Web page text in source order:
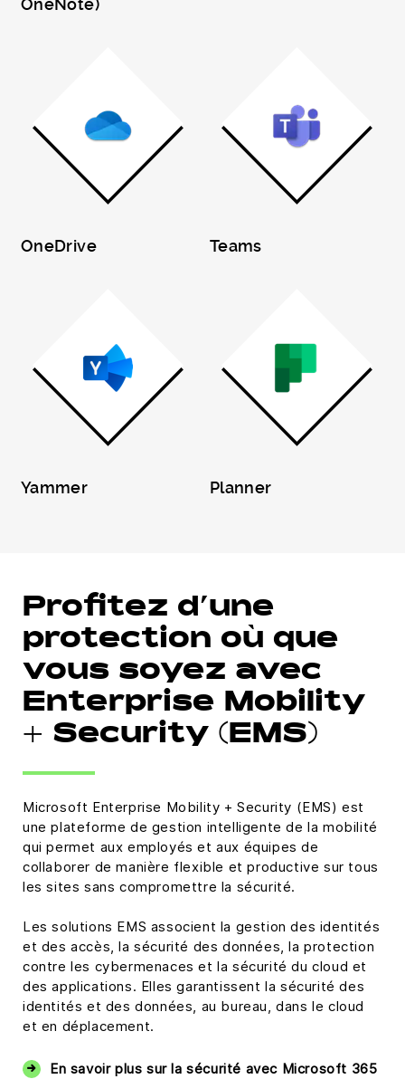
OneNote)
OneDrive Teams
Yammer Planner
Profitez d’une
protection où que
vous soyez avec
Enterprise Mobility
+ Security (EMS)
Microsoft Enterprise Mobility + Security (EMS) est
une plateforme de gestion intelligente de la mobilité
qui permet aux employés et aux équipes de
collaborer de manière flexible et productive sur tous
les sites sans compromettre la sécurité.
Les solutions EMS associent la gestion des identités
et des accès, la sécurité des données, la protection
contre les cybermenaces et la sécurité du cloud et
des applications. Elles garantissent la sécurité des
identités et des données, au bureau, dans le cloud
et en déplacement.
En savoir plus sur la sécurité avec Microsoft 365